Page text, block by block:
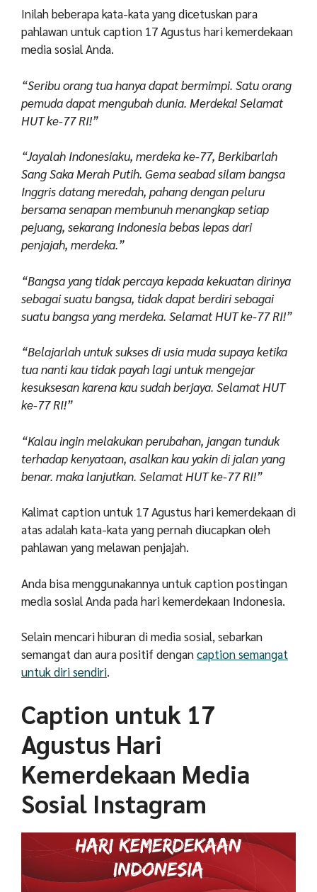
Inilah beberapa kata-kata yang dicetuskan para
pahlawan untuk caption 17 Agustus hari kemerdekaan
media sosial Anda.
“Seribu orang tua hanya dapat bermimpi. Satu orang
pemuda dapat mengubah dunia. Merdeka! Selamat
HUT ke-77 RI!”
“Jayalah Indonesiaku, merdeka ke-77, Berkibarlah
Sang Saka Merah Putih. Gema seabad silam bangsa
Inggris datang meredah, pahang dengan peluru
bersama senapan membunuh menangkap setiap
pejuang, sekarang Indonesia bebas lepas dari
penjajah, merdeka.”
“Bangsa yang tidak percaya kepada kekuatan dirinya
sebagai suatu bangsa, tidak dapat berdiri sebagai
suatu bangsa yang merdeka. Selamat HUT ke-77 RI!”
“Belajarlah untuk sukses di usia muda supaya ketika
tua nanti kau tidak payah lagi untuk mengejar
kesuksesan karena kau sudah berjaya. Selamat HUT
ke-77 RI!”
“Kalau ingin melakukan perubahan, jangan tunduk
terhadap kenyataan, asalkan kau yakin di jalan yang
benar. maka lanjutkan. Selamat HUT ke-77 RI!”
Kalimat caption untuk 17 Agustus hari kemerdekaan di
atas adalah kata-kata yang pernah diucapkan oleh
pahlawan yang melawan penjajah.
Anda bisa menggunakannya untuk caption postingan
media sosial Anda pada hari kemerdekaan Indonesia.
Selain mencari hiburan di media sosial, sebarkan
semangat dan aura positif dengancaption semangat
untuk diri sendiri.
Caption untuk 17
Agustus Hari
Kemerdekaan Media
Sosial Instagram